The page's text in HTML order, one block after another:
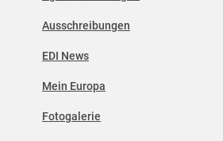
Ausschreibungen
EDI News
Mein Europa
Fotogalerie